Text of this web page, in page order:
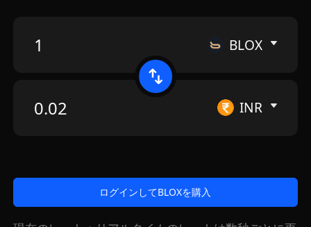
BLOX
INR
ログインしてBLOXを購入